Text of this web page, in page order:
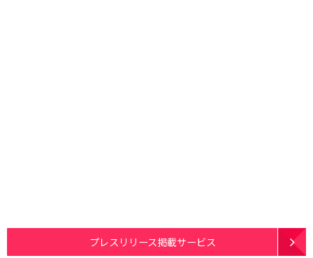
プレスリリース掲載サービス